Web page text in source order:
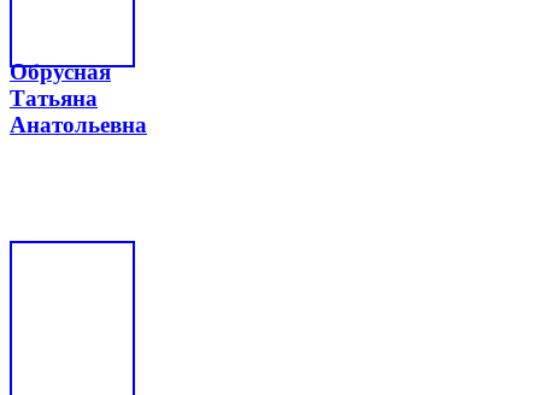
Обрусная
Татьяна
Анатольевна